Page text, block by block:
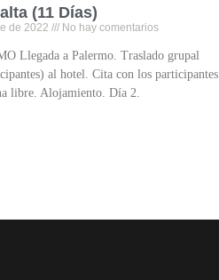
(11 Días)
de 2022 No hay comentarios
Llegada a Palermo. Traslado grupal
al hotel. Cita con los participantes
libre. Alojamiento. Día 2.